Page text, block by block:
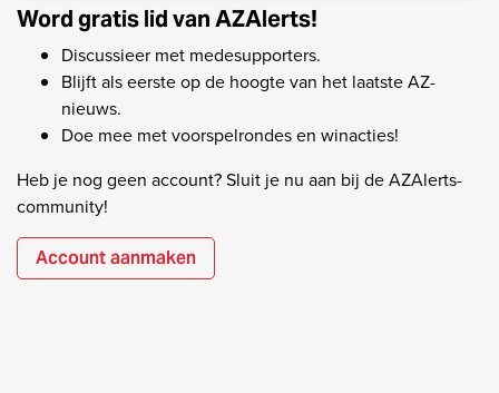
Word gratis lid van AZAlerts!
Discussieer met medesupporters.
Blijft als eerste op de hoogte van het laatste AZ-
nieuws.
Doe mee met voorspelrondes en winacties!
Heb je nog geen account? Sluit je nu aan bij de AZAlerts-
community!
Account aanmaken